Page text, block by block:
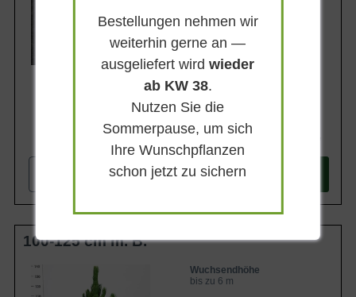
Graubraun
Lieferbar ab KW41
+ In den Warenkorb
100-125 cm m. B.
Wuchsendhöhe
bis zu 6 m
Bestellungen nehmen wir
weiterhin gerne an —
ausgeliefert wirdwieder
ab KW 38.
Nutzen Sie die
Sommerpause, um sich
Ihre Wunschpflanzen
schon jetzt zu sichern